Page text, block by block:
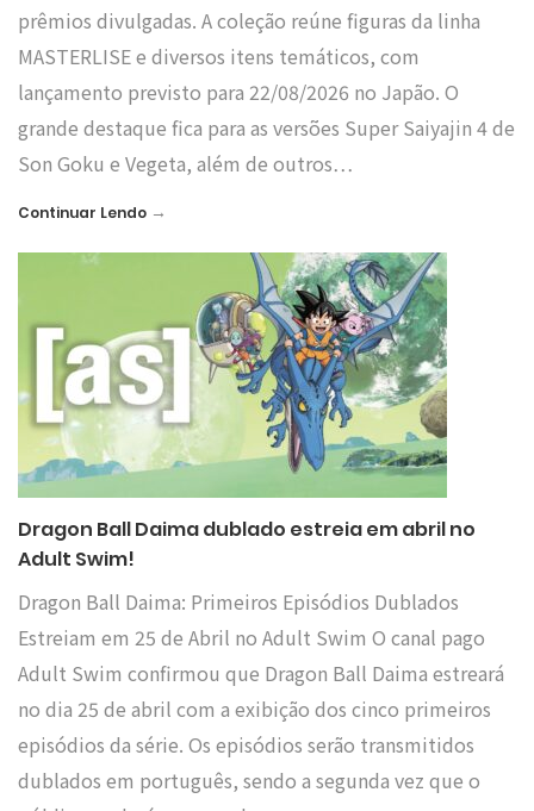
prêmios divulgadas. A coleção reúne figuras da linha
MASTERLISE e diversos itens temáticos, com
lançamento previsto para 22/08/2026 no Japão. O
grande destaque fica para as versões Super Saiyajin 4 de
Son Goku e Vegeta, além de outros…
Continuar Lendo →
Dragon Ball Daima dublado estreia em abril no
Adult Swim!
Dragon Ball Daima: Primeiros Episódios Dublados
Estreiam em 25 de Abril no Adult Swim O canal pago
Adult Swim confirmou que Dragon Ball Daima estreará
no dia 25 de abril com a exibição dos cinco primeiros
episódios da série. Os episódios serão transmitidos
dublados em português, sendo a segunda vez que o